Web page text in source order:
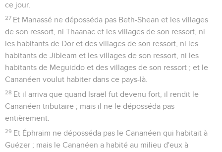
ce jour.
27 Et Manassé ne déposséda pas Beth-Shean et les villages
de son ressort, ni Thaanac et les villages de son ressort, ni
les habitants de Dor et des villages de son ressort, ni les
habitants de Jibleam et les villages de son ressort, ni les
habitants de Meguiddo et des villages de son ressort ; et le
Cananéen voulut habiter dans ce pays-là.
28 Et il arriva que quand Israël fut devenu fort, il rendit le
Cananéen tributaire ; mais il ne le déposséda pas
entièrement.
29 Et Éphraïm ne déposséda pas le Cananéen qui habitait à
Guézer ; mais le Cananéen a habité au milieu d'eux à